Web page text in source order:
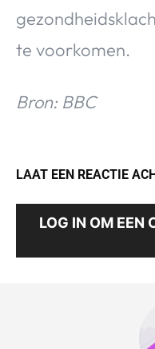
te voorkomen.
Bron: BBC
LAAT EEN REACTIE
LOG IN OM EEN